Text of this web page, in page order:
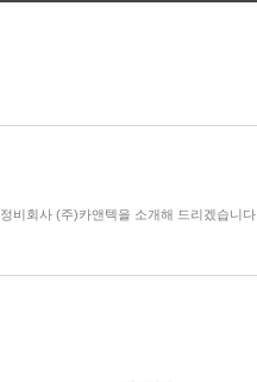
비회사 (주)카앤텍을 소개해 드리겠습니다.